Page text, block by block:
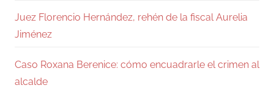
Juez Florencio Hernández, rehén de la fiscal Aurelia
Jiménez
Caso Roxana Berenice: cómo encuadrarle el crimen al
alcalde